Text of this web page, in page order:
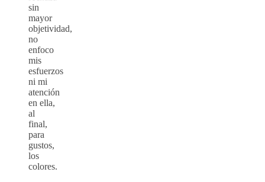
sin
mayor
objetividad,
no
enfoco
mis
esfuerzos
ni mi
atención
en ella,
al
final,
para
gustos,
los
colores.